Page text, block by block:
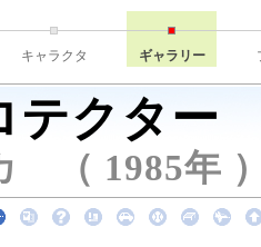
キャラクタ ギャラリー
テクター
（ 1985年